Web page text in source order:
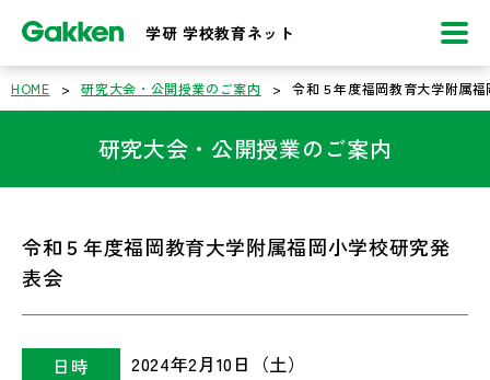
学研 学校教育ネット
HOME > 研究大会・公開授業のご案内 > 令和５年度福岡教育大学附属
研究大会・公開授業のご案内
令和５年度福岡教育大学附属福岡小学校研究発
表会
日時
2024年2月10日（土）